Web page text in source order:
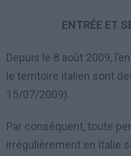
ENTRÉE ET
Depuis le 8 août 2009,
le territoire italien sont
15/07/2009).
Par conséquent, toute
irrégulièrement en Italie